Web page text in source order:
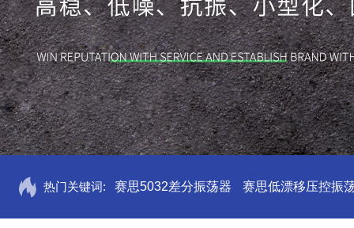
热门关键词: 赛思5032差分振荡器 赛思低漂移压控振